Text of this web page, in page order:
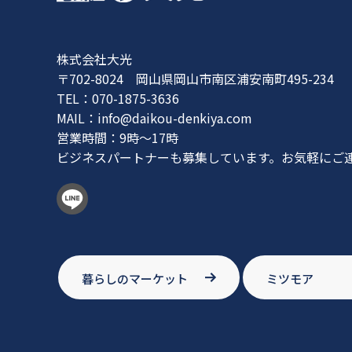
株式会社大光
〒702-8024 岡山県岡山市南区浦安南町495-234
TEL：070-1875-3636
MAIL： info@daikou-denkiya.com
営業時間：9時〜17時
ビジネスパートナーも募集しています。お気軽にご
暮らしのマーケット ミツモア